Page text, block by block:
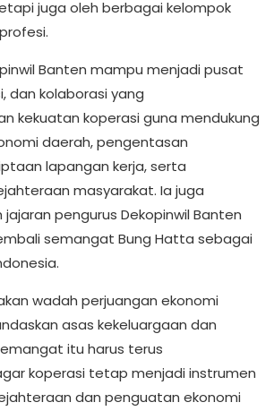
juga oleh berbagai kelompok
Banten mampu menjadi pusat
dan kolaborasi yang
kekuatan koperasi guna mendukung
daerah, pengentasan
lapangan kerja, serta
masyarakat. Ia juga
pengurus Dekopinwil Banten
semangat Bung Hatta sebagai
wadah perjuangan ekonomi
asas kekeluargaan dan
itu harus terus
koperasi tetap menjadi instrumen
dan penguatan ekonomi